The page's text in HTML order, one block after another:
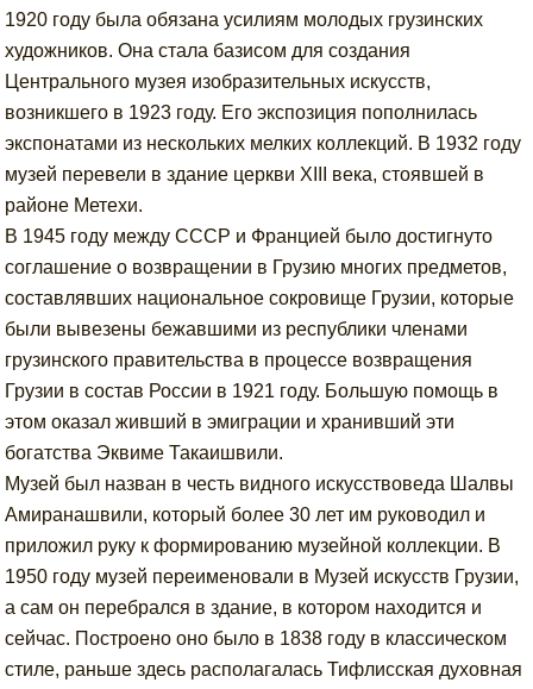
1920 году была обязана усилиям молодых грузинских
художников. Она стала базисом для создания
Центрального музея изобразительных искусств,
возникшего в 1923 году. Его экспозиция пополнилась
экспонатами из нескольких мелких коллекций. В 1932 году
музей перевели в здание церкви XIII века, стоявшей в
районе Метехи.
В 1945 году между СССР и Францией было достигнуто
соглашение о возвращении в Грузию многих предметов,
составлявших национальное сокровище Грузии, которые
были вывезены бежавшими из республики членами
грузинского правительства в процессе возвращения
Грузии в состав России в 1921 году. Большую помощь в
этом оказал живший в эмиграции и хранивший эти
богатства Эквиме Такаишвили.
Музей был назван в честь видного искусствоведа Шалвы
Амиранашвили, который более 30 лет им руководил и
приложил руку к формированию музейной коллекции. В
1950 году музей переименовали в Музей искусств Грузии,
а сам он перебрался в здание, в котором находится и
сейчас. Построено оно было в 1838 году в классическом
стиле, раньше здесь располагалась Тифлисская духовная